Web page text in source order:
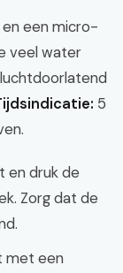
en een micro-
veel water
5
en druk de
Zorg dat de
met een